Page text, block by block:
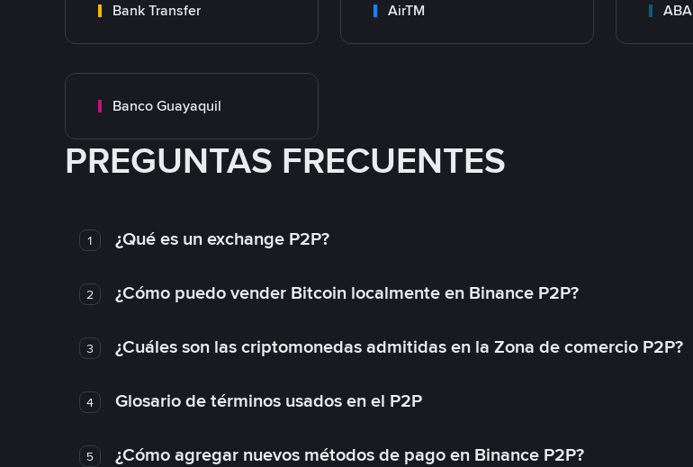
Bank Transfer AirTM ABA
Banco Guayaquil
PREGUNTAS FRECUENTES
1 ¿Qué es un exchange P2P?
2 ¿Cómo puedo vender Bitcoin localmente en Binance P2P?
3 ¿Cuáles son las criptomonedas admitidas en la Zona de comercio P2P?
4 Glosario de términos usados en el P2P
5 ¿Cómo agregar nuevos métodos de pago en Binance P2P?